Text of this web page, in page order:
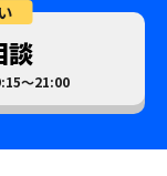
談
～21:00